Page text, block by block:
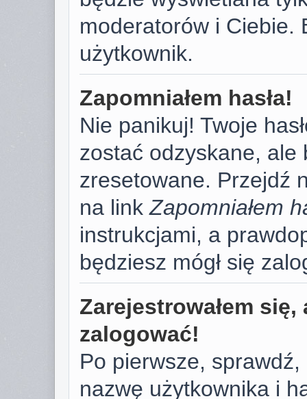
moderatorów i Ciebie.
użytkownik.
Zapomniałem hasła!
Nie panikuj! Twoje
zostać odzyskane,
zresetowane. Przejdź
na linkZapomniałem
instrukcjami, a
będziesz mógł się
Zarejestrowałem
zalogować!
Po pierwsze,
nazwę użytkownika i